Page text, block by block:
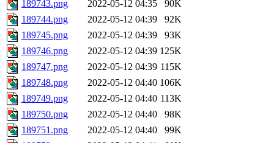
189743.png 2022-05-12 04:35
90K
189744.png
2022-05-12 04:39
92K
189745.png
2022-05-12 04:39
93K
189746.png
2022-05-12 04:39 125K
189747.png
2022-05-12 04:39 115K
189748.png
2022-05-12 04:40 106K
189749.png
2022-05-12 04:40 113K
189750.png
2022-05-12 04:40
98K
189751.png
2022-05-12 04:40
99K